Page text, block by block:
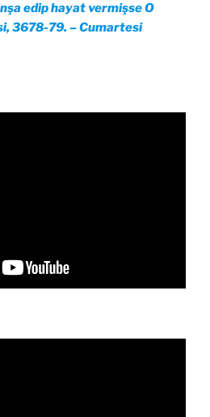
edip hayat vermişse O
3678-79. – Cumartesi